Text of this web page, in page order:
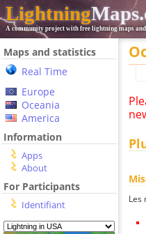
Lightning
A community project with free lightning maps
Maps and statistics
Real Time
Europe
Oceania
America
Information
Apps
About
For Participants
Identifiant Les